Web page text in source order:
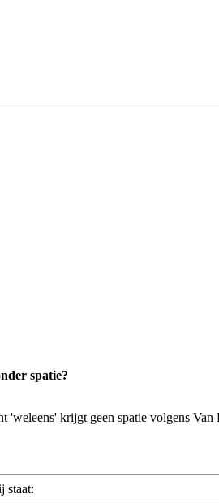
spatie?
'weleens' krijgt geen spatie volgens
staat: